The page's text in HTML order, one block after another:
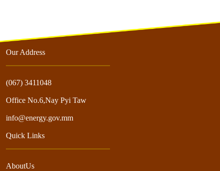
Our Address
(067) 3411048
Office No.6,Nay Pyi Taw
info@energy.gov.mm
Quick Links
AboutUs